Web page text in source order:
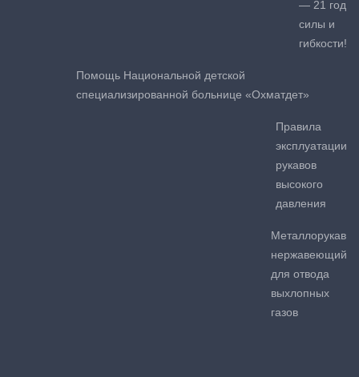
— 21 год
силы и
гибкости!
Помощь Национальной детской
специализированной больнице «Охматдет»
Правила
эксплуатации
рукавов
высокого
давления
Металлорукав
нержавеющий
для отвода
выхлопных
газов